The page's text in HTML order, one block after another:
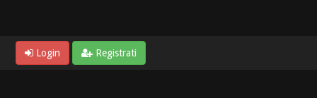
Login Registrati